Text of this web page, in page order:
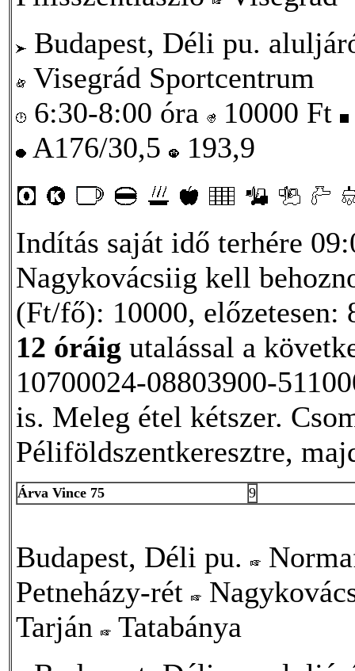
Budapest, Déli pu.
Visegrád Sportcentrum
6:30-8:00 óra
10000 Ft
A176/30,5
193,9
Indítás saját idő terhére
Nagykovácsiig kell
(Ft/fő): 10000,
12 óráig utalással a
10700024-08803900-
is. Meleg étel kétszer.
Péliföldszentkeresztre,
Árva Vince 75 9
Budapest, Déli pu.
Petneházy-rét
Tarján
Tatabánya